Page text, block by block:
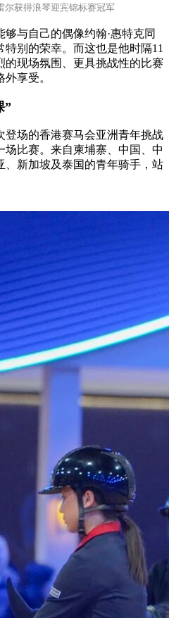
尔获得浪琴迎宾锦标赛冠军
与自己的偶像约翰·惠特克同
别的荣幸。而这也是他时隔11
现场氛围、更具挑战性的比赛
享受。
”
登场的香港赛马会亚洲青年挑战
比赛。来自柬埔寨、中国、中
、新加坡及泰国的青年骑手，站